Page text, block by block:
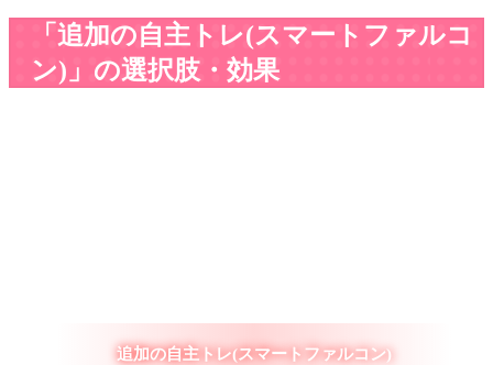
「追加の自主トレ(スマートファルコ
ン)」の選択肢・効果
追加の自主トレ(スマートファルコン)